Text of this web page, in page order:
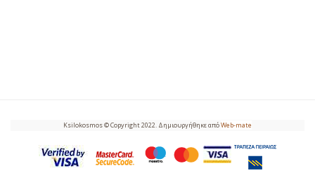
Ksilokosmos © Copyright 2022. Δημιουργήθηκε απόWeb-mate